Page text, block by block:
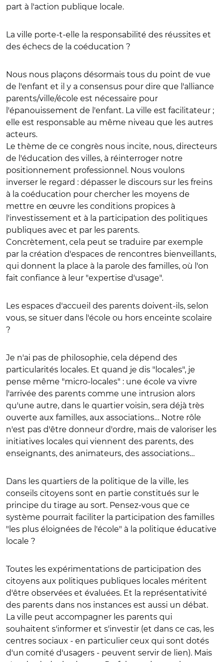
part à l'action publique locale.
La ville porte-t-elle la responsabilité des réussites et
des échecs de la coéducation ?
Nous nous plaçons désormais tous du point de vue
de l'enfant et il y a consensus pour dire que l'alliance
parents/ville/école est nécessaire pour
l'épanouissement de l'enfant. La ville est facilitateur ;
elle est responsable au même niveau que les autres
acteurs.
Le thème de ce congrès nous incite, nous, directeurs
de l'éducation des villes, à réinterroger notre
positionnement professionnel. Nous voulons
inverser le regard : dépasser le discours sur les freins
à la coéducation pour chercher les moyens de
mettre en œuvre les conditions propices à
l'investissement et à la participation des politiques
publiques avec et par les parents.
Concrètement, cela peut se traduire par exemple
par la création d'espaces de rencontres bienveillants,
qui donnent la place à la parole des familles, où l'on
fait confiance à leur "expertise d'usage".
Les espaces d'accueil des parents doivent-ils, selon
vous, se situer dans l'école ou hors enceinte scolaire
?
Je n'ai pas de philosophie, cela dépend des
particularités locales. Et quand je dis "locales", je
pense même "micro-locales" : une école va vivre
l'arrivée des parents comme une intrusion alors
qu'une autre, dans le quartier voisin, sera déjà très
ouverte aux familles, aux associations… Notre rôle
n'est pas d'être donneur d'ordre, mais de valoriser les
initiatives locales qui viennent des parents, des
enseignants, des animateurs, des associations…
Dans les quartiers de la politique de la ville, les
conseils citoyens sont en partie constitués sur le
principe du tirage au sort. Pensez-vous que ce
système pourrait faciliter la participation des familles
"les plus éloignées de l'école" à la politique éducative
locale ?
Toutes les expérimentations de participation des
citoyens aux politiques publiques locales méritent
d'être observées et évaluées. Et la représentativité
des parents dans nos instances est aussi un débat.
La ville peut accompagner les parents qui
souhaitent s'informer et s'investir (et dans ce cas, les
centres sociaux - en particulier ceux qui sont dotés
d'un comité d'usagers - peuvent servir de lien). Mais